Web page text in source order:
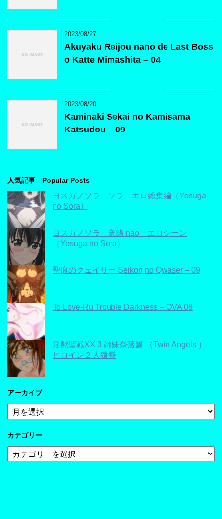
2023/08/27
Akuyaku Reijou nano de Last Boss
o Katte Mimashita – 04
2023/08/20
Kaminaki Sekai no Kamisama
Katsudou – 09
人気記事 Popular Posts
ヨスガノソラ ソラ エロ総集編（Yosuga
no Sora）
ヨスガノソラ 奈緒 nao エロシーン
（Yosuga no Sora）
聖痕のクェイサー Seikon no Qwaser – 09
To Love-Ru Trouble Darkness – OVA 08
淫獣聖戦XX 3 姉妹奈落篇 （Twin Angels ）
ヒロイン２人猿轡
アーカイブ
ア
ー
イ
カテゴリー
テ